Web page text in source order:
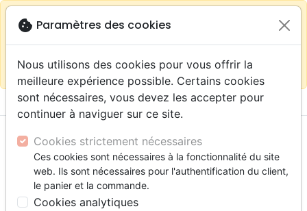
Continuer sur le site France close
warningSelon votre
localisation (États-
sur la boutique La Maison de la Bible Suisse
menu shopping_cart
cookie Paramètres des cookies
Nous utilisons des cookies pour vous offrir la
meilleure expérience possible. Certains cookies
sont nécessaires, vous devez les accepter pour
continuer à naviguer sur ce site.
Cookies strictement nécessaires
Ces cookies sont nécessaires à la fonctionnalité du site
web. Ils sont nécessaires pour l'authentification du client,
le panier et la commande.
Cookies analytiques